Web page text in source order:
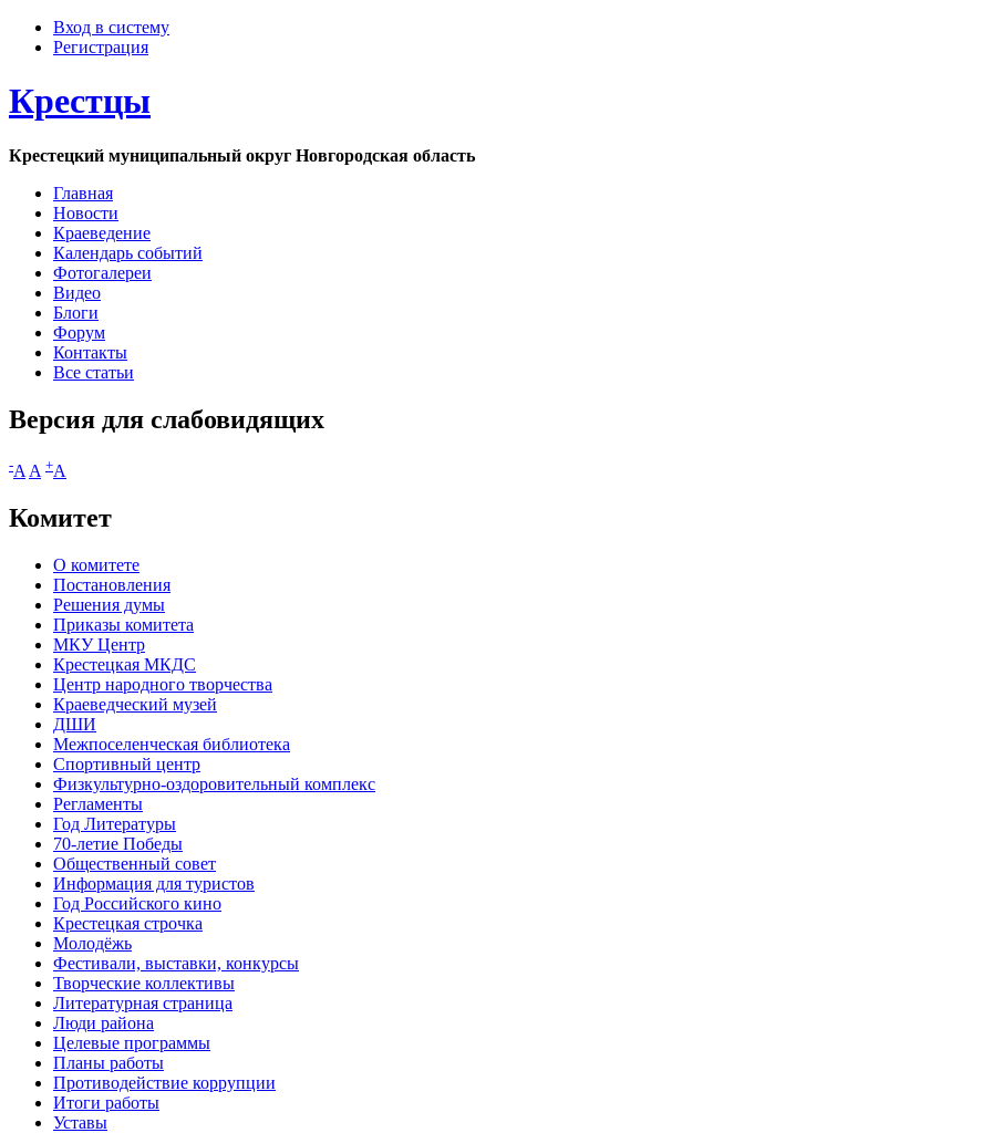
Вход в систему
Регистрация
Крестцы
Крестецкий муниципальный округ Новгородская область
Главная
Новости
Краеведение
Календарь событий
Фотогалереи
Видео
Блоги
Форум
Контакты
Все статьи
Версия для слабовидящих
-A A +A
Комитет
О комитете
Постановления
Решения думы
Приказы комитета
МКУ Центр
Крестецкая МКДС
Центр народного творчества
Краеведческий музей
ДШИ
Межпоселенческая библиотека
Спортивный центр
Физкультурно-оздоровительный комплекс
Регламенты
Год Литературы
70-летие Победы
Общественный совет
Информация для туристов
Год Российского кино
Крестецкая строчка
Молодёжь
Фестивали, выставки, конкурсы
Творческие коллективы
Литературная страница
Люди района
Целевые программы
Планы работы
Противодействие коррупции
Итоги работы
Уставы